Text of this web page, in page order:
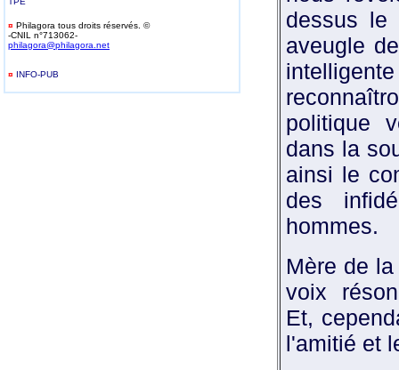
¤ Philagora tous droits réservés. ©
-CNIL n°713062-
philagora@philagora.net
¤ INFO-PUB
dessus le
aveugle
politique
dans la
ainsi le
des
hommes.
Mère de
voix
Et,
l'amitié et